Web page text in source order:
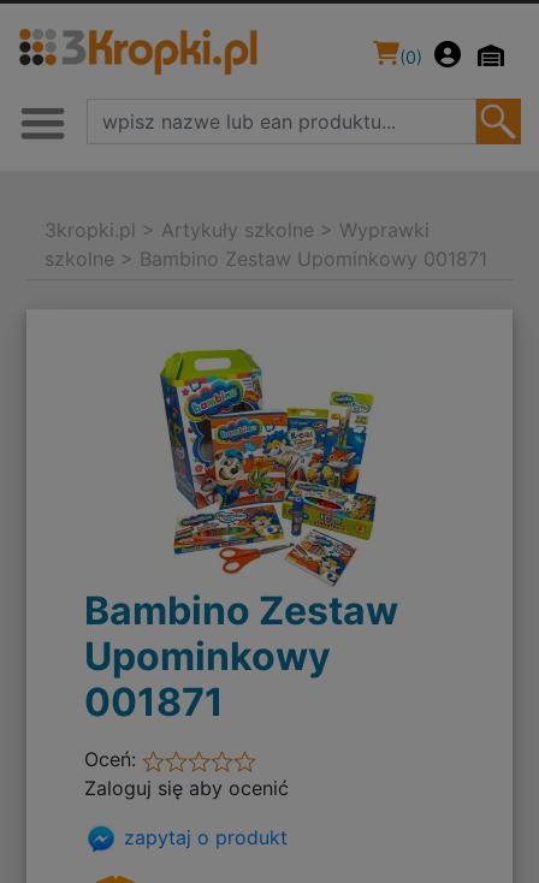
(0)
3kropki.pl > Artykuły szkolne > Wyprawki
szkolne > Bambino Zestaw Upominkowy 001871
Bambino Zestaw
Upominkowy
001871
Oceń:
Zaloguj się aby ocenić
zapytaj o produkt